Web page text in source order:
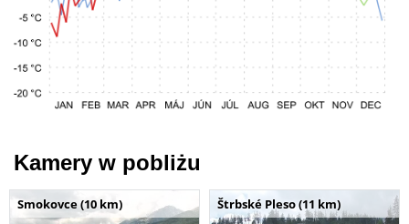
Kamery w pobliżu
Smokovce (10 km) Štrbské Pleso (11 km)